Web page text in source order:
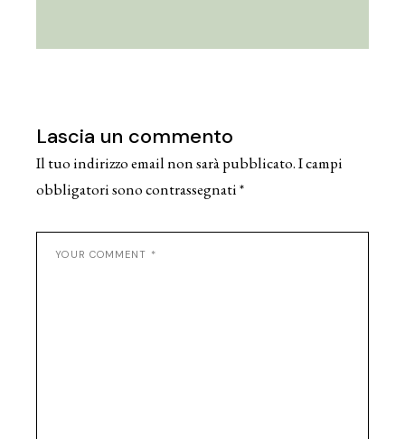
Lascia un commento
Il tuo indirizzo email non sarà pubblicato.I campi
obbligatori sono contrassegnati*